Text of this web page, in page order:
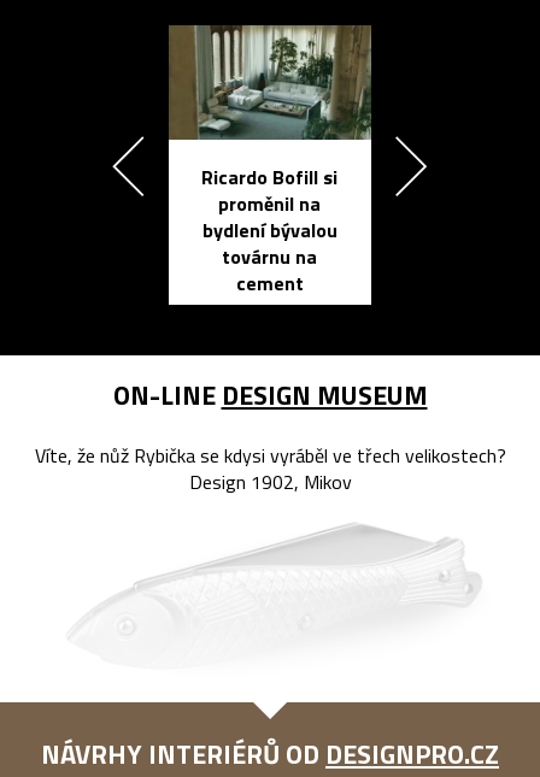
Ricardo Bofill si
proměnil na
bydlení bývalou
továrnu na
cement
ON-LINE DESIGN MUSEUM
Víte, že nůž Rybička se kdysi vyráběl ve třech velikostech?
Design 1902, Mikov
NÁVRHY INTERIÉRŮ OD DESIGNPRO.CZ